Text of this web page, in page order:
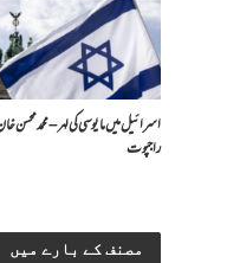
اسرائیل میں مایوسی کی لہر – محمد محسن
راجپوت
مصنف کے بارے میں